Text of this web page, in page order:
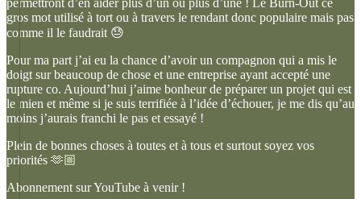
permettront d’en aider plus d’un ou plus d’une ! Le Burn-Out ce
gros mot utilisé à tort ou à travers le rendant donc populaire mais pas
comme il le faudrait 😓
Pour ma part j’ai eu la chance d’avoir un compagnon qui a mis le
doigt sur beaucoup de chose et une entreprise ayant accepté une
rupture co. Aujourd’hui j’aime bonheur de préparer un projet qui est
le mien et même si je suis terrifiée à l’idée d’échouer, je me dis qu’au
moins j’aurais franchi le pas et essayé !
Plein de bonnes choses à toutes et à tous et surtout soyez vos
priorités 🫶🏼
Abonnement sur YouTube à venir !